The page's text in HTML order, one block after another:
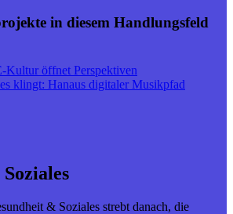
in diesem Handlungsfeld
Kultur öffnet Perspektiven
klingt: Hanaus digitaler Musikpfad
& Soziales strebt danach, die